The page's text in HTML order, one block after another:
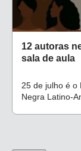
12 autoras
sala de aula
25 de julho é o
Negra Latino-